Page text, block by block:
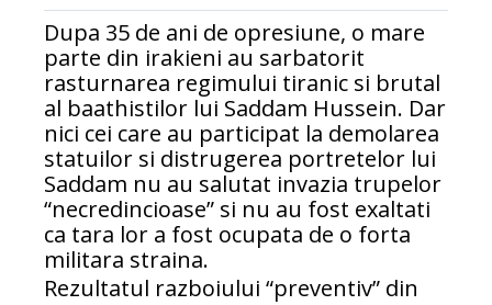
Dupa 35 de ani de opresiune, o mare
parte din irakieni au sarbatorit
rasturnarea regimului tiranic si brutal
al baathistilor lui Saddam Hussein. Dar
nici cei care au participat la demolarea
statuilor si distrugerea portretelor lui
Saddam nu au salutat invazia trupelor
“necredincioase” si nu au fost exaltati
ca tara lor a fost ocupata de o forta
militara straina.
Rezultatul razboiului “preventiv” din